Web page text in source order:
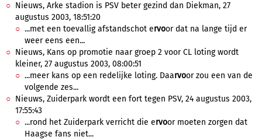
Nieuws, Arke stadion is PSV beter gezind dan Diekman, 27
augustus 2003, 18:51:20
...met een toevallig afstandschot ervoor dat na lange tijd er
weer eens een...
Nieuws, Kans op promotie naar groep 2 voor CL loting wordt
kleiner, 27 augustus 2003, 08:00:51
...meer kans op een redelijke loting. Daarvoor zou een van de
volgende zes...
Nieuws, Zuiderpark wordt een fort tegen PSV, 24 augustus 2003,
17:55:43
...rond het Zuiderpark verricht die ervoor moeten zorgen dat
Haagse fans niet...